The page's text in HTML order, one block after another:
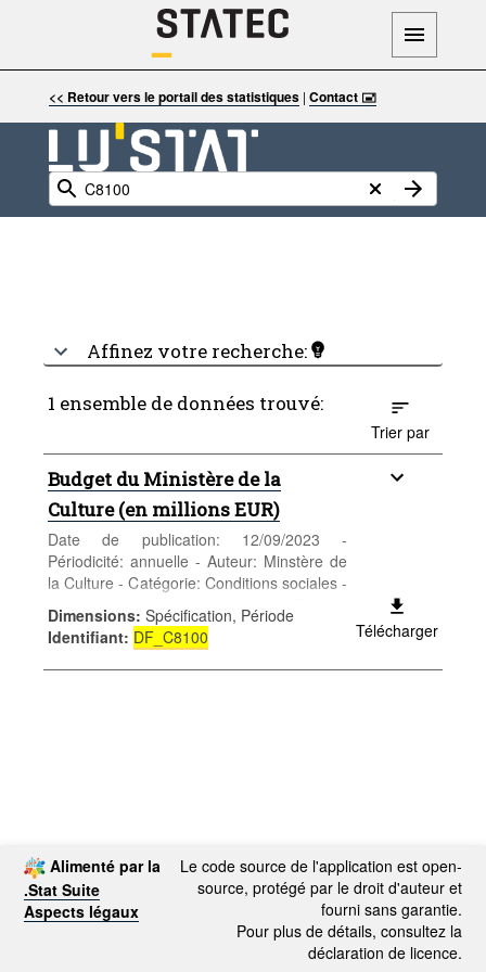
<< Retour vers le portail des statistiques| Contact 🖃
Affinez votre recherche:
1 ensemble de données trouvé:
Trier par
Budget du Ministère de la
Culture (en millions EUR)
Date de publication: 12/09/2023 -
Périodicité: annuelle - Auteur: Minstère de
la Culture - Catégorie: Conditions sociales -
Loisirs et cultes - Mots-clés: Culture,
comptes, CSA
Dimensions: Spécification, Période
Identifiant: DF_C8100 Télécharger
Alimenté par la
.Stat Suite
Aspects légaux
Le code source de l'application est open-
source, protégé par le droit d'auteur et
fourni sans garantie.
Pour plus de détails, consultez la
déclaration de licence.